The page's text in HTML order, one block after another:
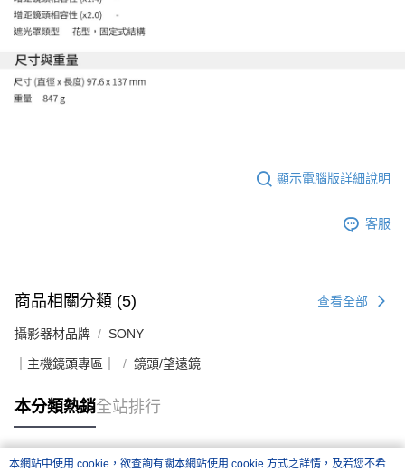
顯示電腦版詳細說明
客服
商品相關分類 (5) 查看全部
攝影器材品牌 SONY
｜主機鏡頭專區｜ 鏡頭/望遠鏡
本分類熱銷全站排行
本網站中使用 cookie，欲查詢有關本網站使用 cookie 方式之詳情，及若您不希